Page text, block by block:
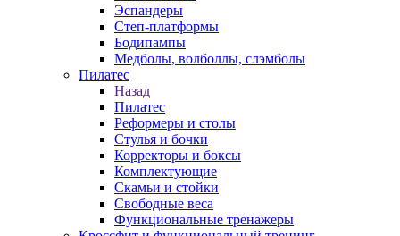
Эспандеры
Степ-платформы
Бодипампы
Медболы, волболлы, слэмболы
Пилатес
Назад
Пилатес
Реформеры и столы
Стулья и бочки
Корректоры и боксы
Комплектующие
Скамьи и стойки
Свободные веса
Функциональные тренажеры